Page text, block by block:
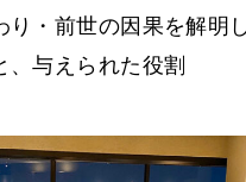
り・前世の因果を解明
、与えられた役割